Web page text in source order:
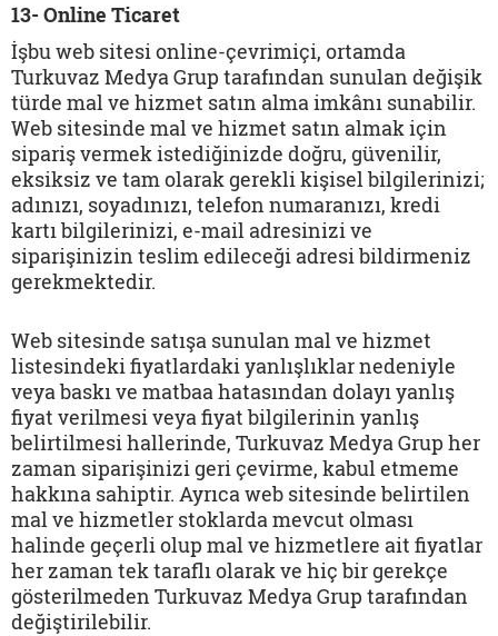
13- Online Ticaret
İşbu web sitesi online-çevrimiçi, ortamda
Turkuvaz Medya Grup tarafından sunulan değişik
türde mal ve hizmet satın alma imkânı sunabilir.
Web sitesinde mal ve hizmet satın almak için
sipariş vermek istediğinizde doğru, güvenilir,
eksiksiz ve tam olarak gerekli kişisel bilgilerinizi;
adınızı, soyadınızı, telefon numaranızı, kredi
kartı bilgilerinizi, e-mail adresinizi ve
siparişinizin teslim edileceği adresi bildirmeniz
gerekmektedir.
Web sitesinde satışa sunulan mal ve hizmet
listesindeki fiyatlardaki yanlışlıklar nedeniyle
veya baskı ve matbaa hatasından dolayı yanlış
fiyat verilmesi veya fiyat bilgilerinin yanlış
belirtilmesi hallerinde, Turkuvaz Medya Grup her
zaman siparişinizi geri çevirme, kabul etmeme
hakkına sahiptir. Ayrıca web sitesinde belirtilen
mal ve hizmetler stoklarda mevcut olması
halinde geçerli olup mal ve hizmetlere ait fiyatlar
her zaman tek taraflı olarak ve hiç bir gerekçe
gösterilmeden Turkuvaz Medya Grup tarafından
değiştirilebilir.